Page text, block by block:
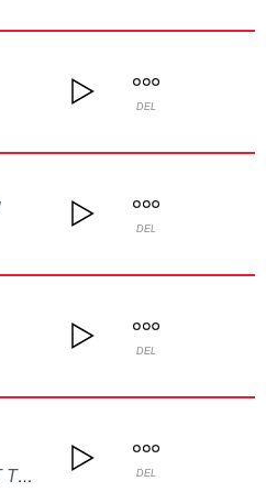
DEL
DEL
DEL
TELL ME WHAT TO DO DEL